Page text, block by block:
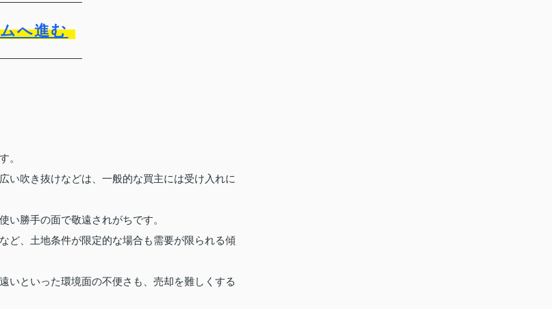
へ進む
。
い吹き抜けなどは、一般的な買主には受け入れに
い勝手の面で敬遠されがちです。
ど、土地条件が限定的な場合も需要が限られる傾
いといった環境面の不便さも、売却を難しくする